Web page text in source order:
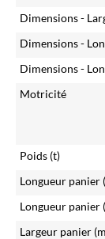
Dimensions -
Dimensions -
Dimensions -
Motricité
Poids (t)
Longueur panier
Longueur panier
Largeur panier